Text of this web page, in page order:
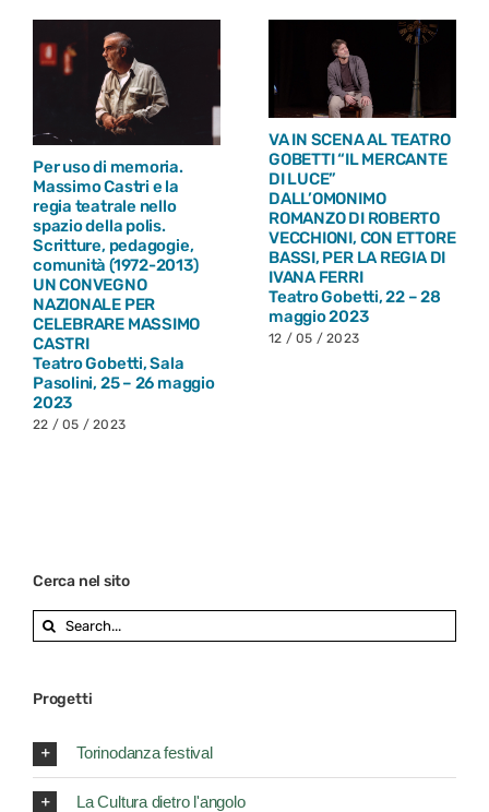
Per uso di memoria.
Massimo Castri e la
regia teatrale nello
spazio della polis.
Scritture, pedagogie,
comunità (1972-2013)
UN CONVEGNO
NAZIONALE PER
CELEBRARE MASSIMO
CASTRI
Teatro Gobetti, Sala
Pasolini, 25 – 26 maggio
2023
22 / 05 / 2023
VA IN SCENA AL TEATRO
GOBETTI “IL MERCANTE
DI LUCE”
DALL’OMONIMO
ROMANZO DI ROBERTO
VECCHIONI, CON ETTORE
BASSI, PER LA REGIA DI
IVANA FERRI
Teatro Gobetti, 22 – 28
maggio 2023
12 / 05 / 2023
Cerca nel sito
Search
for:
Progetti
Torinodanza festival
La Cultura dietro l'angolo